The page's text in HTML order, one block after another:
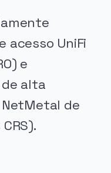
acesso UniFi
e
alta
NetMetal de